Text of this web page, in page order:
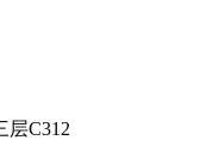
层C312